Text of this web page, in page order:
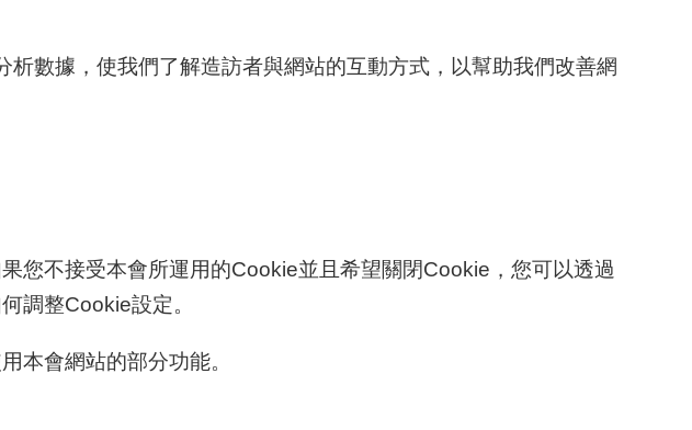
數據，使我們了解造訪者與網站的互動方式，以幫助我們改善網
您不接受本會所運用的Cookie並且希望關閉Cookie，您可以透過
調整Cookie設定。
本會網站的部分功能。